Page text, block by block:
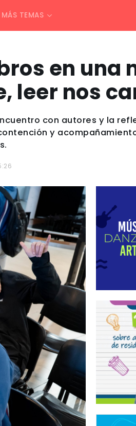
MÁS TEMAS
en una
leer nos
con autores y la
y